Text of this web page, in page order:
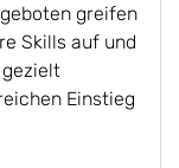
greifen
Skills auf und
Einstieg